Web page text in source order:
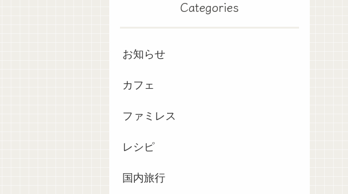
Categories
お知らせ
カフェ
ファミレス
レシピ
国内旅行